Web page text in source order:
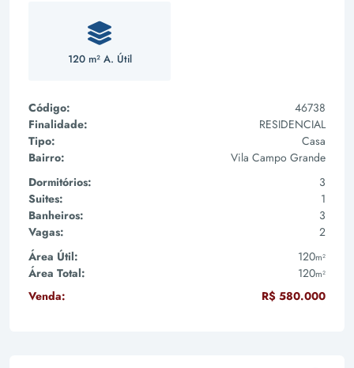
120 m² A. Útil
Código:
46738
Finalidade:
RESIDENCIAL
Tipo:
Casa
Bairro:
Vila Campo Grande
Dormitórios:
3
Suites:
1
Banheiros:
3
Vagas:
2
Área Útil:
120m²
Área Total: 120m²
Venda: R$ 580.000